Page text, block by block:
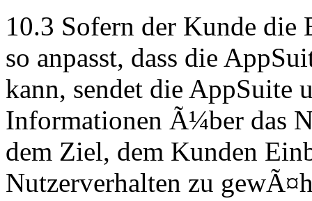
10.3 Sofern der Kunde
so anpasst, dass die
kann, sendet die AppSuite
Informationen Ã¼ber das
dem Ziel, dem Kunden
Nutzerverhalten zu